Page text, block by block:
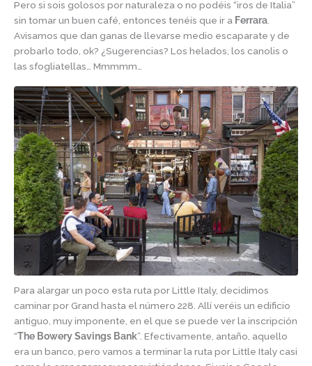
Pero si sois golosos por naturaleza o no podéis “iros de Italia”
sin tomar un buen café, entonces tenéis que ir a Ferrara
Avisamos que dan ganas de llevarse medio escaparate y de
probarlo todo, ok? ¿Sugerencias? Los helados, los canolis o
las sfogliatellas… Mmmmm…
Para alargar un poco esta ruta por Little Italy, decidimos
caminar por Grand hasta el número 228. Allí veréis un edificio
antiguo, muy imponente, en el que se puede ver la inscripción
“The Bowery Savings Bank”. Efectivamente, antaño, aquello
era un banco, pero vamos a terminar la ruta por Little Italy casi